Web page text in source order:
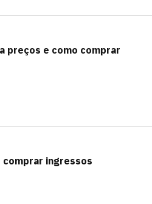
preços e como comprar
comprar ingressos